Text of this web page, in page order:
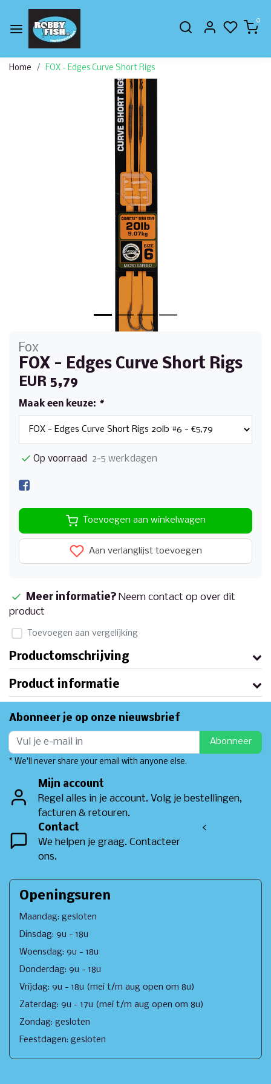
0
Home FOX - Edges Curve Short Rigs
Fox
FOX - Edges Curve Short Rigs
EUR 5,79
Maak een keuze: *
Op voorraad 2-5 werkdagen
Toevoegen aan winkelwagen
Aan verlanglijst toevoegen
Meer informatie? Neem contact op over dit
product
Toevoegen aan vergelijking
Productomschrijving
Product informatie
Abonneer je op onze nieuwsbrief
Abonneer
* We'll never share your email with anyone else.
Mijn account
Regel alles in je account. Volg je bestellingen,
facturen & retouren.
Contact
We helpen je graag. Contacteer
ons.
<
Openingsuren
Maandag: gesloten
Dinsdag: 9u - 18u
Woensdag: 9u - 18u
Donderdag: 9u - 18u
Vrijdag: 9u - 18u (mei t/m aug open om 8u)
Zaterdag: 9u - 17u (mei t/m aug open om 8u)
Zondag: gesloten
Feestdagen: gesloten